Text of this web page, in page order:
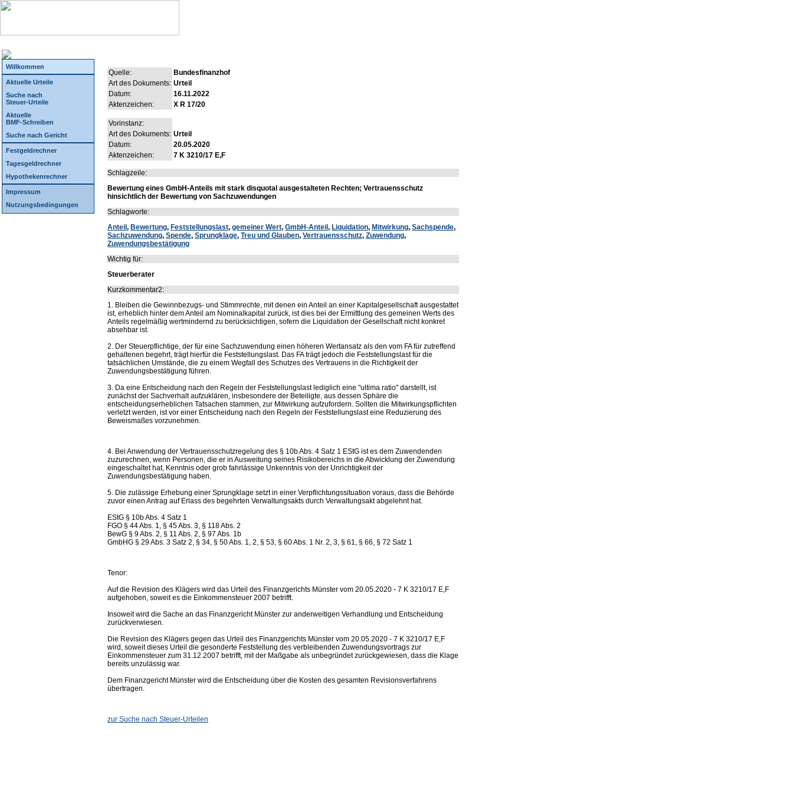
Willkommen
Aktuelle Urteile
Suche nach
Steuer-Urteile
Aktuelle
BMF-Schreiben
Suche nach Gericht
Festgeldrechner
Tagesgeldrechner
Hypothekenrechner
Impressum
Nutzungsbedingungen
Quelle:
Bundesfinanzhof
Art des Dokuments: Urteil
Datum:
16.11.2022
Aktenzeichen:
X R 17/20
Vorinstanz:
Art des Dokuments: Urteil
Datum:
20.05.2020
Aktenzeichen:
7 K 3210/17 E,F
Schlagzeile:
Bewertung eines GmbH-Anteils mit stark disquotal ausgestalteten Rechten; Vertrauensschutz
hinsichtlich der Bewertung von Sachzuwendungen
Schlagworte:
Anteil , Bewertung, Feststellungslast, gemeiner Wert, GmbH-Anteil , Liquidation, Mitwirkung, Sachspende,
Sachzuwendung, Spende, Sprungklage, Treu und Glauben, Vertrauensschutz, Zuwendung,
Zuwendungsbestätigung
Wichtig für:
Steuerberater
Kurzkommentar2:
1. Bleiben die Gewinnbezugs- und Stimmrechte, mit denen ein Anteil an einer Kapitalgesellschaft ausgestattet
ist, erheblich hinter dem Anteil am Nominalkapital zurück, ist dies bei der Ermittlung des gemeinen Werts des
Anteils regelmäßig wertmindernd zu berücksichtigen, sofern die Liquidation der Gesellschaft nicht konkret
absehbar ist.
2. Der Steuerpflichtige, der für eine Sachzuwendung einen höheren Wertansatz als den vom FA für zutreffend
gehaltenen begehrt, trägt hierfür die Feststellungslast. Das FA trägt jedoch die Feststellungslast für die
tatsächlichen Umstände, die zu einem Wegfall des Schutzes des Vertrauens in die Richtigkeit der
Zuwendungsbestätigung führen.
3. Da eine Entscheidung nach den Regeln der Feststellungslast lediglich eine "ultima ratio" darstellt, ist
zunächst der Sachverhalt aufzuklären, insbesondere der Beteiligte, aus dessen Sphäre die
entscheidungserheblichen Tatsachen stammen, zur Mitwirkung aufzufordern. Sollten die Mitwirkungspflichten
verletzt werden, ist vor einer Entscheidung nach den Regeln der Feststellungslast eine Reduzierung des
Beweismaßes vorzunehmen.
4. Bei Anwendung der Vertrauensschutzregelung des § 10b Abs. 4 Satz 1 EStG ist es dem Zuwendenden
zuzurechnen, wenn Personen, die er in Ausweitung seines Risikobereichs in die Abwicklung der Zuwendung
eingeschaltet hat, Kenntnis oder grob fahrlässige Unkenntnis von der Unrichtigkeit der
Zuwendungsbestätigung haben.
5. Die zulässige Erhebung einer Sprungklage setzt in einer Verpflichtungssituation voraus, dass die Behörde
zuvor einen Antrag auf Erlass des begehrten Verwaltungsakts durch Verwaltungsakt abgelehnt hat.
EStG § 10b Abs. 4 Satz 1
FGO § 44 Abs. 1, § 45 Abs. 3, § 118 Abs. 2
BewG § 9 Abs. 2, § 11 Abs. 2, § 97 Abs. 1b
GmbHG § 29 Abs. 3 Satz 2, § 34, § 50 Abs. 1, 2, § 53, § 60 Abs. 1 Nr. 2, 3, § 61, § 66, § 72 Satz 1
Tenor:
Auf die Revision des Klägers wird das Urteil des Finanzgerichts Münster vom 20.05.2020 - 7 K 3210/17 E,F
aufgehoben, soweit es die Einkommensteuer 2007 betrifft.
Insoweit wird die Sache an das Finanzgericht Münster zur anderweitigen Verhandlung und Entscheidung
zurückverwiesen.
Die Revision des Klägers gegen das Urteil des Finanzgerichts Münster vom 20.05.2020 - 7 K 3210/17 E,F
wird, soweit dieses Urteil die gesonderte Feststellung des verbleibenden Zuwendungsvortrags zur
Einkommensteuer zum 31.12.2007 betrifft, mit der Maßgabe als unbegründet zurückgewiesen, dass die Klage
bereits unzulässig war.
Dem Finanzgericht Münster wird die Entscheidung über die Kosten des gesamten Revisionsverfahrens
übertragen.
zur Suche nach Steuer-Urteilen